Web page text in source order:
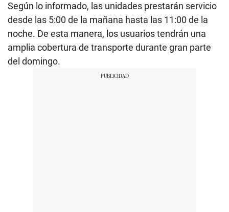
Según lo informado, las unidades prestarán servicio
desde las 5:00 de la mañana hasta las 11:00 de la
noche. De esta manera, los usuarios tendrán una
amplia cobertura de transporte durante gran parte
del domingo.